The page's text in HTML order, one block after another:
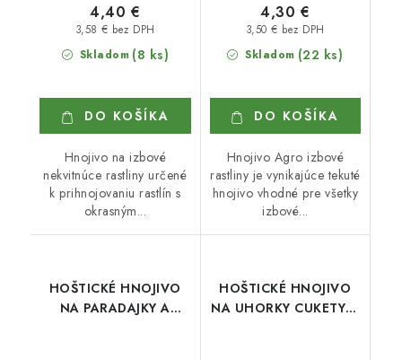
Skladom (8 ks)
3,58 € bez DPH
4,40 €
DO KOŠÍKA
Hnojivo na izbové
nekvitnúce rastliny určené
k prihnojovaniu rastlín s
okrasným...
Skladom (22 ks)
3,50 € bez DPH
4,30 €
DO KOŠÍKA
Hnojivo Agro izbové
rastliny je vynikajúce tekuté
hnojivo vhodné pre všetky
izbové...
HOŠTICKÉ HNOJIVO
NA PARADAJKY A
HOŠTICKÉ HNOJIVO
NA UHORKY CUKETY A